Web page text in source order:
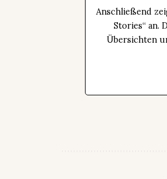
Anschließend
Stories“ an.
Übersichten